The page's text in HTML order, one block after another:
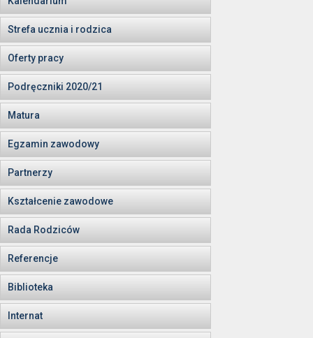
Strefa ucznia i rodzica
Oferty pracy
Podręczniki 2020/21
Matura
Egzamin zawodowy
Partnerzy
Kształcenie zawodowe
Rada Rodziców
Referencje
Biblioteka
Internat